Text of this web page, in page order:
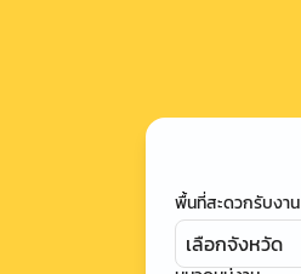
พื้นที่สะดวกรับงาน
เลือกจังหวัด